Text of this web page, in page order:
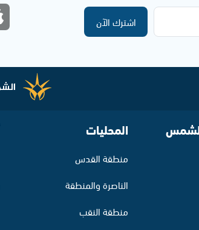
اشترك الآن
المحليات
منطقة القدس
الناصرة والمنطقة
منطقة النقب